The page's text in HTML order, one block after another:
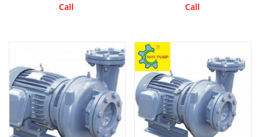
Call Call